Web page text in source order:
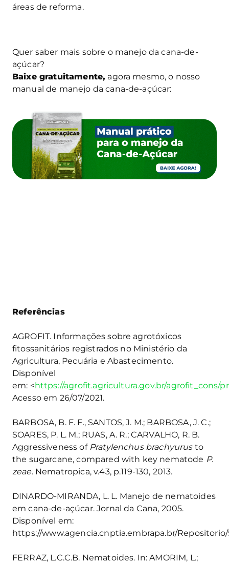
áreas de reforma.
Quer saber mais sobre o manejo da cana-de-
açúcar?
Baixe gratuitamente, agora mesmo, o nosso
manual de manejo da cana-de-açúcar:
Referências
AGROFIT. Informações sobre agrotóxicos
fitossanitários registrados no Ministério da
Agricultura, Pecuária e Abastecimento.
Disponível
em: <https://agrofit.agricultura.gov.br/agrofit_cons/
Acesso em 26/07/2021.
BARBOSA, B. F. F., SANTOS, J. M.; BARBOSA, J. C.;
SOARES, P. L. M.; RUAS, A. R.; CARVALHO, R. B.
Aggressiveness of Pratylenchus brachyurusto
the sugarcane, compared with key nematode P.
zeae. Nematropica, v.43, p.119-130, 2013.
DINARDO-MIRANDA, L. L. Manejo de nematoides
em cana-de-açúcar. Jornal da Cana, 2005.
Disponível em:
https://www.agencia.cnptia.embrapa.br/
FERRAZ, L.C.C.B. Nematoides. In: AMORIM, L.;